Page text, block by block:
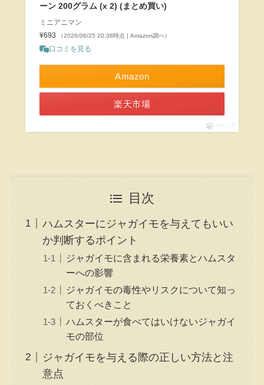
ーン 200グラム (x 2) (まとめ買い)
ミニアニマン
¥693
（2026/06/25 20:38時点 | Amazon調べ）
口コミを見る
Amazon
楽天市場
ポチップ
目次
ハムスターにジャガイモを与えてもいい
か判断するポイント
ジャガイモに含まれる栄養素とハムスタ
ーへの影響
ジャガイモの毒性やリスクについて知っ
ておくべきこと
ハムスターが食べてはいけないジャガイ
モの部位
ジャガイモを与える際の正しい方法と注
意点